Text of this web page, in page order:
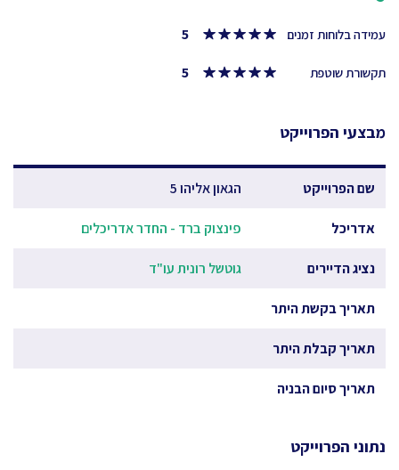
עמידה בלוחות זמנים 5
תקשורת שוטפת 5
מבצעי הפרוייקט
שם הפרוייקט הגאון אליהו 5
אדריכל פינצוק ברד - החדר אדריכלים
נציג הדיירים גוטשל רונית עו"ד
תאריך בקשת היתר
תאריך קבלת היתר
תאריך סיום הבניה
נתוני הפרוייקט